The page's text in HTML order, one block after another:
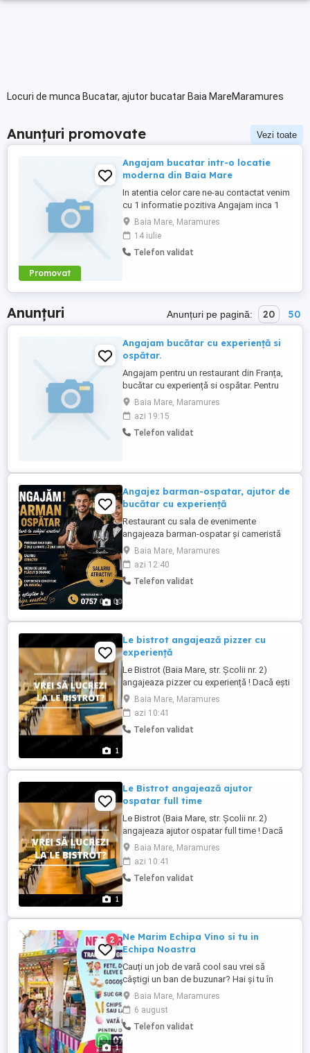
Locuri de munca Bucatar, ajutor bucatar Baia MareMaramures
Anunțuri promovate Vezi toate
Promovat
Angajam bucatar intr-o locatie
moderna din Baia Mare
In atentia celor care ne-au contactat venim
cu 1 informatie pozitiva Angajam inca 1
bucatar. Conditii: cunostinte avansate in
bucatarie. Pentru cei care nu ne cunosc
avem echipa frumoasa, persoane cu
initiativa, conditii de munca optime locatie
Baia Mare, Maramures
14 iulie
Telefon validat
Anunțuri Anunțuri pe pagină: 20 50
Angajam bucătar cu experiență si
ospătar.
Angajam pentru un restaurant din Franța,
bucătar cu experiență si ospătar. Pentru
postul de ospătar este obligatorie
cunoașterea limbii franceze
Baia Mare, Maramures
azi 19:15
Telefon validat
1
Angajez barman-ospatar, ajutor de
bucătar cu experiență
Restaurant cu sala de evenimente
angajeaza barman-ospatar și cameristă
cu experiență. Salar atractiv. Locatie: Tautii
Magheraus, Str.66 Nr.10
Baia Mare, Maramures
azi 12:40
Telefon validat
1
Le bistrot angajează pizzer cu
experiență
Le Bistrot (Baia Mare, str. Școlii nr. 2)
angajeaza pizzer cu experiență ! Dacă ești
interesat și ai experiență în domeniu dă-ne
un telefon ! Se lucrează 2 zile cu 2 Mai
multe detalii la telefon!
Baia Mare, Maramures
azi 10:41
Telefon validat
1
Le Bistrot angajează ajutor
ospatar full time
Le Bistrot (Baia Mare, str. Școlii nr. 2)
angajeaza ajutor ospatar full time ! Dacă
ești interesat și ai experiență în domeniu
dă-ne un telefon ! Se lucrează 2 zile cu 2
Mai multe detalii la telefon!
Baia Mare, Maramures
azi 10:41
Telefon validat
1
2
Ne Marim Echipa Vino si tu in
Echipa Noastra
Cauți un job de vară cool sau vrei să
câștigi un ban de buzunar? Hai și tu în
echipa noastră! Ce vei pregăti și vinde:
Gogoșele biluțe calde și pufoase Suc
Granita Slushy răcoritor Chips pe băț sau
la cornet super crocante Vată pe băț
Baia Mare, Maramures
6 august
Telefon validat